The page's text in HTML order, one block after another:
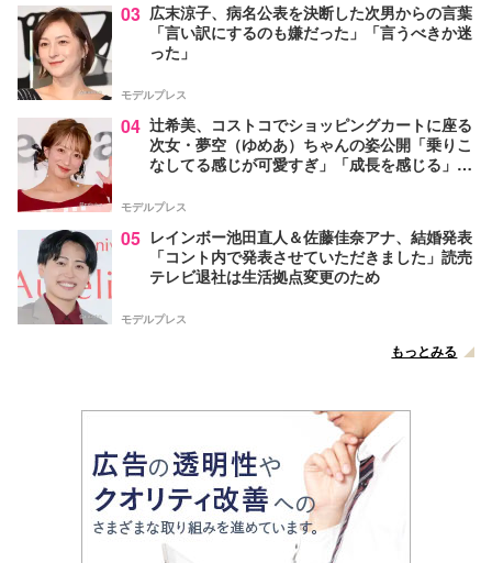
03 広末涼子、病名公表を決断した次男からの言葉
「言い訳にするのも嫌だった」「言うべきか迷
った」
モデルプレス
04 辻希美、コストコでショッピングカートに座る
次女・夢空（ゆめあ）ちゃんの姿公開「乗りこ
なしてる感じが可愛すぎ」「成長を感じる」の
モデルプレス
05 レインボー池田直人＆佐藤佳奈アナ、結婚発表
「コント内で発表させていただきました」読売
テレビ退社は生活拠点変更のため
モデルプレス
もっとみる